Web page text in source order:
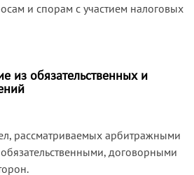
и спорам с участием налоговых
из обязательственных и
рассматриваемых арбитражными
договорными